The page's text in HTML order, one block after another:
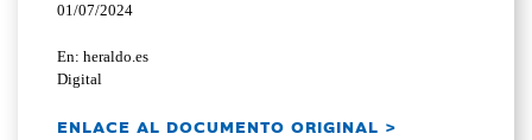
01/07/2024
En: heraldo.es
Digital
ENLACE AL DOCUMENTO ORIGINAL >